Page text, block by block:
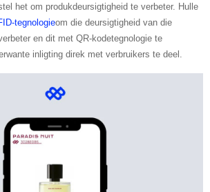
het om produkdeursigtigheid te verbeter. Hulle
tegnologieom die deursigtigheid van die
en dit met QR-kodetegnologie te
inligting direk met verbruikers te deel.